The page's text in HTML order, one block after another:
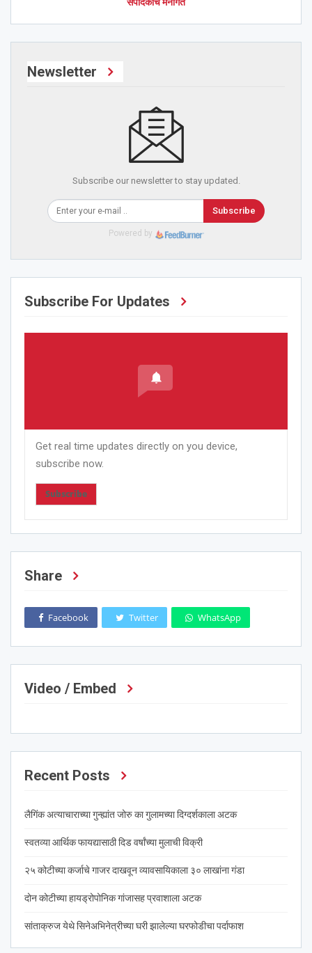
संपादकांचे मनोगत
Newsletter
Subscribe our newsletter to stay updated.
Subscribe
Powered by
Subscribe For Updates
Get real time updates directly on you device,
subscribe now.
Subscribe
Share
Facebook Twitter WhatsApp
Video / Embed
Recent Posts
लैगिंक अत्याचाराच्या गुन्ह्यांत जोरु का गुलामच्या दिग्दर्शकाला अटक
स्वतव्या आर्थिक फायद्यासाठी दिड वर्षांच्या मुलाची विक्री
२५ कोटीच्या कर्जाचे गाजर दाखवून व्यावसायिकाला ३० लाखांना गंडा
दोन कोटीच्या हायड्रोपोनिक गांजासह प्रवाशाला अटक
सांताक्रुज येथे सिनेअभिनेत्रीच्या घरी झालेल्या घरफोडीचा पर्दाफाश